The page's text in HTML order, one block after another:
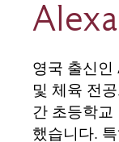
영국 출신인
및 체육 전
간 초등학교
했습니다.